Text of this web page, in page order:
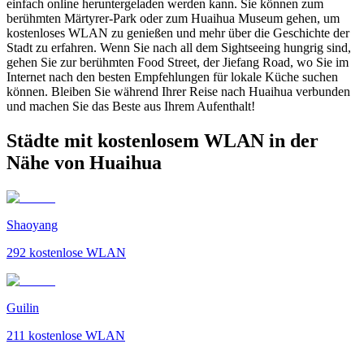
einfach online heruntergeladen werden kann. Sie können zum
berühmten Märtyrer-Park oder zum Huaihua Museum gehen, um
kostenloses WLAN zu genießen und mehr über die Geschichte der
Stadt zu erfahren. Wenn Sie nach all dem Sightseeing hungrig sind,
gehen Sie zur berühmten Food Street, der Jiefang Road, wo Sie im
Internet nach den besten Empfehlungen für lokale Küche suchen
können. Bleiben Sie während Ihrer Reise nach Huaihua verbunden
und machen Sie das Beste aus Ihrem Aufenthalt!
Städte mit kostenlosem WLAN in der
Nähe von Huaihua
Shaoyang
292 kostenlose WLAN
Guilin
211 kostenlose WLAN